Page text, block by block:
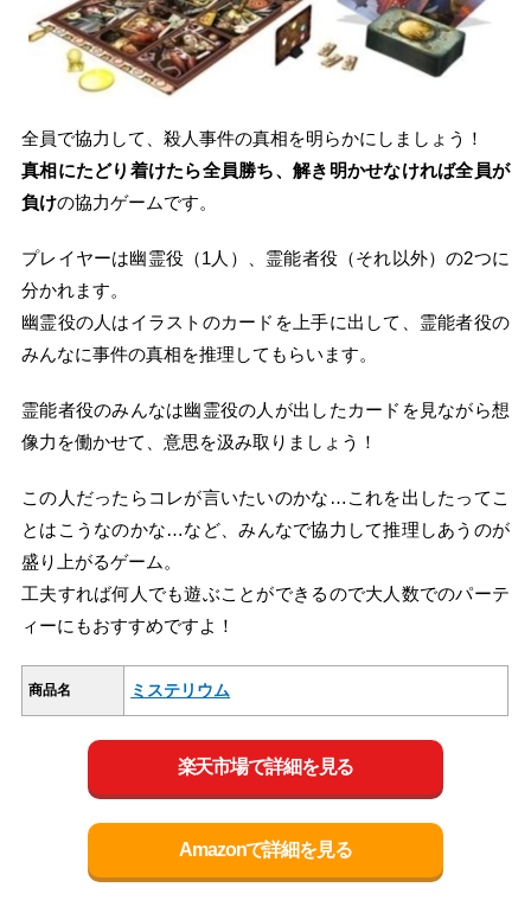
全員で協力して、殺人事件の真相を明らかにしましょう！
真相にたどり着けたら全員勝ち、解き明かせなければ全員が
負けの協力ゲームです。
プレイヤーは幽霊役（1人）、霊能者役（それ以外）の2つに
分かれます。
幽霊役の人はイラストのカードを上手に出して、霊能者役の
みんなに事件の真相を推理してもらいます。
霊能者役のみんなは幽霊役の人が出したカードを見ながら想
像力を働かせて、意思を汲み取りましょう！
この人だったらコレが言いたいのかな…これを出したってこ
とはこうなのかな…など、みんなで協力して推理しあうのが
盛り上がるゲーム。
工夫すれば何人でも遊ぶことができるので大人数でのパーテ
ィーにもおすすめですよ！
商品名 ミステリウム
楽天市場で詳細を見る
Amazonで詳細を見る